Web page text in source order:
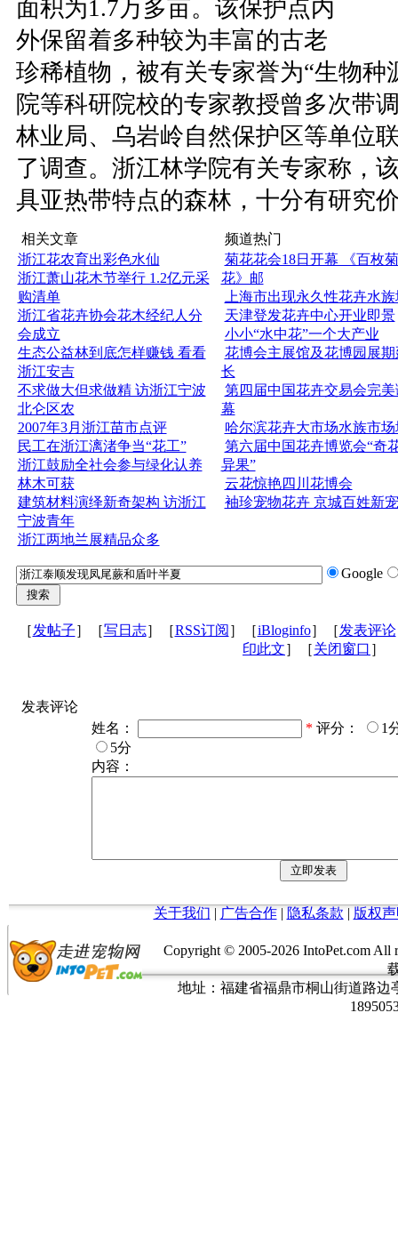
面积为1.7万多亩。该保护点内
外保留着多种较为丰富的古老
珍稀植物，被有关专家誉为“生物种
院等科研院校的专家教授曾多次带
林业局、乌岩岭自然保护区等单位
了调查。浙江林学院有关专家称，
具亚热带特点的森林，十分有研究
相关文章
浙江花农育出彩色水仙
浙江萧山花木节举行 1.2亿元采
购清单
浙江省花卉协会花木经纪人分
会成立
生态公益林到底怎样赚钱 看看
浙江安吉
不求做大但求做精 访浙江宁波
北仑区农
2007年3月浙江苗市点评
民工在浙江漓渚争当“花工”
浙江鼓励全社会参与绿化认养
林木可获
建筑材料演绎新奇架构 访浙江
宁波青年
浙江两地兰展精品众多
频道热门
菊花花会18日开幕 《百枚菊
花》邮
上海市出现永久性花卉水族
天津登发花卉中心开业即景
小小“水中花”一个大产业
花博会主展馆及花博园展期
长
第四届中国花卉交易会完美
幕
哈尔滨花卉大市场水族市场
第六届中国花卉博览会“奇
异果”
云花惊艳四川花博会
袖珍宠物花卉 京城百姓新宠
Google
［发帖子］［写日志］［RSS订阅 ］［iBloginfo］［发表评论
印此文］［关闭窗口 ］
发表评论
姓名：
* 评分：
1
5分
内容：
关于我们 | 广告合作| 隐私条款 | 版权
Copyright © 2005-2026 IntoPet.com
地址：福建省福鼎市桐山街道路边